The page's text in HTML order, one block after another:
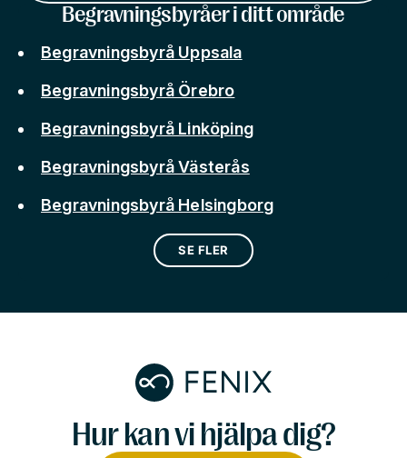
Begravningsbyråer i ditt område
Begravningsbyrå Uppsala
Begravningsbyrå Örebro
Begravningsbyrå Linköping
Begravningsbyrå Västerås
Begravningsbyrå Helsingborg
SE FLER
Hur kan vi hjälpa dig?